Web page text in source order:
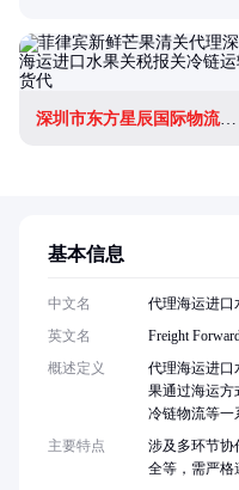
深圳市东方星辰国际物流供应链有限公司
基本信息
中文名
代理海运进口
英文名
Freight
概述定义
代理海运进口
果通过海运方
冷链物流等一
主要特点
涉及多环节协
全等，需严格